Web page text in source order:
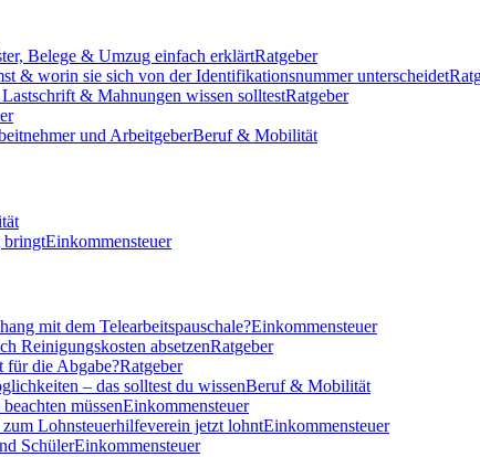
Belege & Umzug einfach erklärtRatgeber
& worin sie sich von der Identifikationsnummer unterscheidet
& Mahnungen wissen solltestRatgeber
und ArbeitgeberBeruf & Mobilität
bringtEinkommensteuer
mit dem Telearbeitspauschale?Einkommensteuer
Reinigungskosten absetzenRatgeber
für die Abgabe?Ratgeber
– das solltest du wissenBeruf & Mobilität
müssenEinkommensteuer
Lohnsteuerhilfeverein jetzt lohntEinkommensteuer
SchülerEinkommensteuer